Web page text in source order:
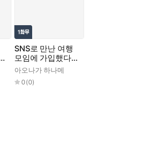
SNS로 만난 여행
모임에 가입했다
가, 멤버들에게 함
락당해버렸습니다
아오나가 하나메
0(0)